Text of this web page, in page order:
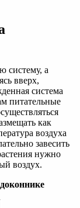
систему, а
вверх,
система
питательные
как
воздуха
завесить
нужно
воздух.